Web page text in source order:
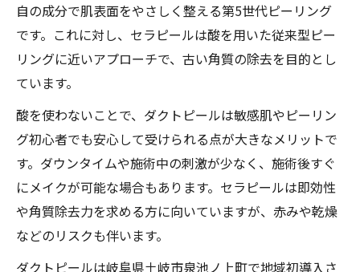
自の成分で肌表面をやさしく整える第5世代ピーリング
です。これに対し、セラピールは酸を用いた従来型ピー
リングに近いアプローチで、古い角質の除去を目的とし
ています。
酸を使わないことで、ダクトピールは敏感肌やピーリン
グ初心者でも安心して受けられる点が大きなメリットで
す。ダウンタイムや施術中の刺激が少なく、施術後すぐ
にメイクが可能な場合もあります。セラピールは即効性
や角質除去力を求める方に向いていますが、赤みや乾燥
などのリスクも伴います。
ダクトピールは岐阜県土岐市泉池ノ上町で地域初導入さ